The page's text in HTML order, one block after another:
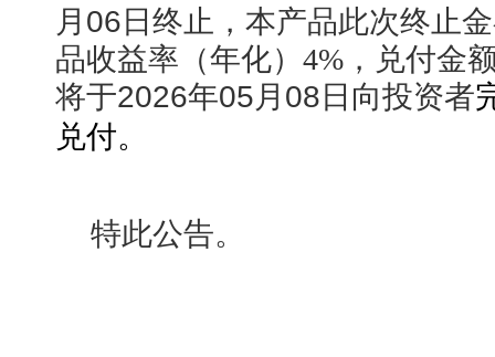
月06日 终止，本产品此次终止
品收益率（年化）4%，兑付金
将于2026年05月08日向投资者
兑付。
特此公告。